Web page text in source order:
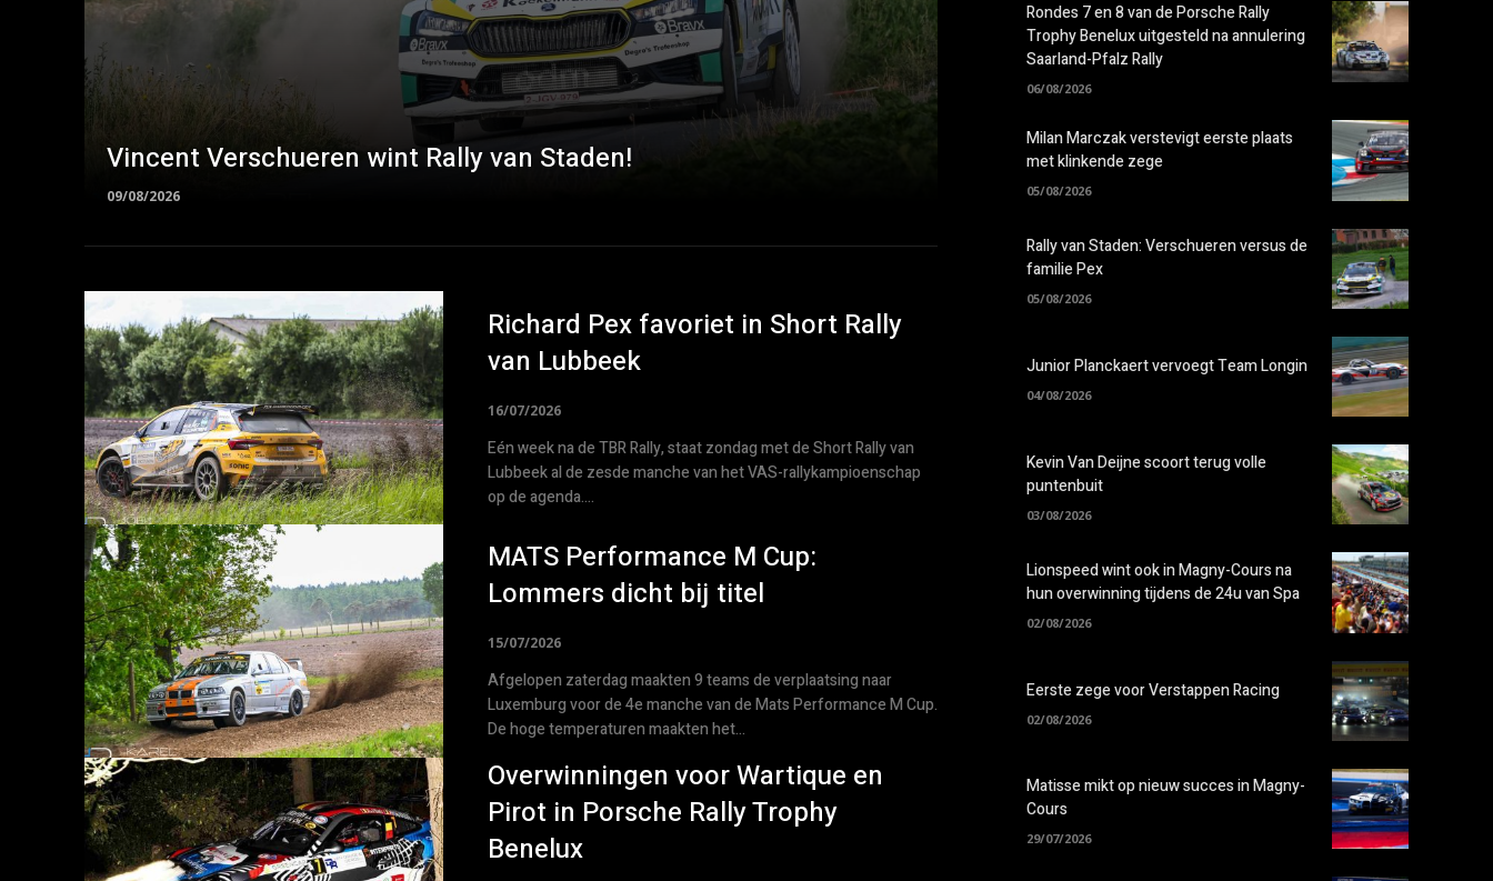
Vincent Verschueren wint Rally van Staden!
09/08/2026
Richard Pex favoriet in Short Rally
van Lubbeek
16/07/2026
Eén week na de TBR Rally, staat zondag met de Short Rally van
Lubbeek al de zesde manche van het VAS-rallykampioenschap
op de agenda....
MATS Performance M Cup:
Lommers dicht bij titel
15/07/2026
Afgelopen zaterdag maakten 9 teams de verplaatsing naar
Luxemburg voor de 4e manche van de Mats Performance M Cup.
De hoge temperaturen maakten het...
Overwinningen voor Wartique en
Pirot in Porsche Rally Trophy
Benelux
Rondes 7 en 8 van de Porsche Rally
Trophy Benelux uitgesteld na annulering
Saarland-Pfalz Rally
06/08/2026
Milan Marczak verstevigt eerste plaats
met klinkende zege
05/08/2026
Rally van Staden: Verschueren versus de
familie Pex
05/08/2026
Junior Planckaert vervoegt Team Longin
04/08/2026
Kevin Van Deijne scoort terug volle
puntenbuit
03/08/2026
Lionspeed wint ook in Magny-Cours na
hun overwinning tijdens de 24u van Spa
02/08/2026
Eerste zege voor Verstappen Racing
02/08/2026
Matisse mikt op nieuw succes in Magny-
Cours
29/07/2026